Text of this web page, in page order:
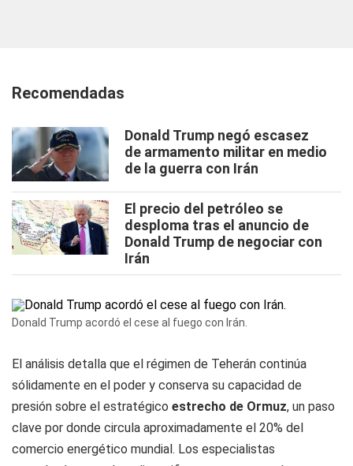
Recomendadas
Donald Trump negó escasez
de armamento militar en medio
de la guerra con Irán
El precio del petróleo se
desploma tras el anuncio de
Donald Trump de negociar con
Irán
Donald Trump acordó el cese al fuego con Irán.
El análisis detalla que el régimen de Teherán continúa
sólidamente en el poder y conserva su capacidad de
presión sobre el estratégico estrecho de Ormuz, un paso
clave por donde circula aproximadamente el 20% del
comercio energético mundial. Los especialistas